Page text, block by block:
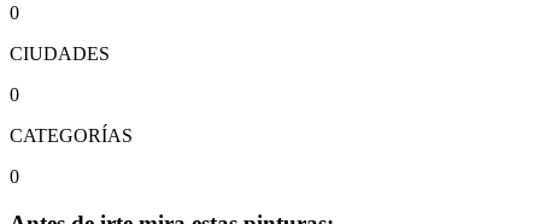
0
CIUDADES
0
CATEGORÍAS
0